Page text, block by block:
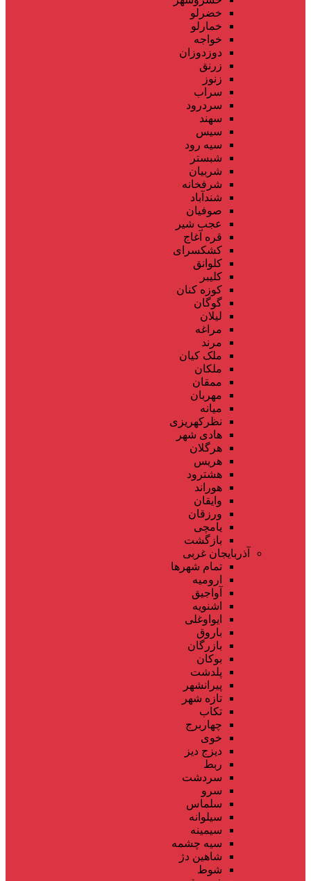
خضرلو
خمارلو
خواجه
دوزدوزان
زرنق
زنوز
سراب
سردرود
سهند
سیس
سیه رود
شبستر
شربیان
شرفخانه
شندآباد
صوفیان
عجب شیر
قره آغاج
کشکسرای
کلوانق
کلیبر
کوزه کنان
گوگان
لیلان
مراغه
مرند
ملک کیان
ملکان
ممقان
مهربان
میانه
نظرکهریزی
هادی شهر
هرگلان
هریس
هشترود
هوراند
وایقان
ورزقان
یامچی
بازگشت
آذربایجان غربی
تمام شهر‌ها
ارومیه
آواجیق
اشنویه
ایواوغلی
باروق
بازرگان
بوکان
پلدشت
پیرانشهر
تازه شهر
تکاب
چهاربرج
خوی
دیزج دیز
ربط
سردشت
سرو
سلماس
سیلوانه
سیمینه
سیه چشمه
شاهین دژ
شوط